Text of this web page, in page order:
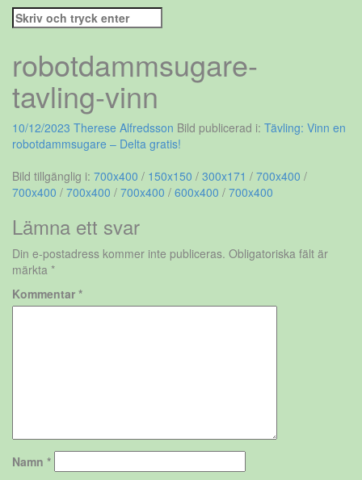
Sök
efter:
robotdammsugare-
tavling-vinn
10/12/2023 Therese Alfredsson Bild publicerad i: Tävling: Vinn en
robotdammsugare – Delta gratis!
Bild tillgänglig i: 700x400 / 150x150 / 300x171 / 700x400 /
700x400 / 700x400 / 700x400 / 600x400 / 700x400
Lämna ett svar
Din e-postadress kommer inte publiceras. Obligatoriska fält är
märkta *
Kommentar *
Namn *